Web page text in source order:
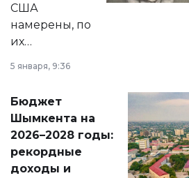
США
намерены, по
их
принести
народу
Венесуэлы.
5 января, 9:36
Бюджет
Шымкента на
2026–2028 годы:
рекордные
доходы и